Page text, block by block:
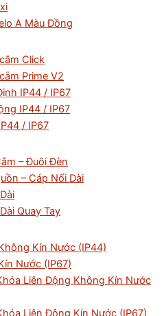
A Màu Đồng
Click
Prime V2
IP44 / IP67
IP44 / IP67
/ IP67
– Đuôi Đèn
– Cáp Nối Dài
Quay Tay
Kín Nước (IP44)
Nước (IP67)
Liên Động Không Kín Nước
Liên Động Kín Nước (IP67)